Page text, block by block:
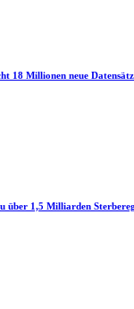
18 Millionen neue
über 1,5 Milliarden